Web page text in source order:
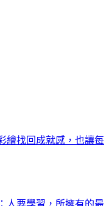
繪找回成就感，也讓每
人要學習，所擁有的最